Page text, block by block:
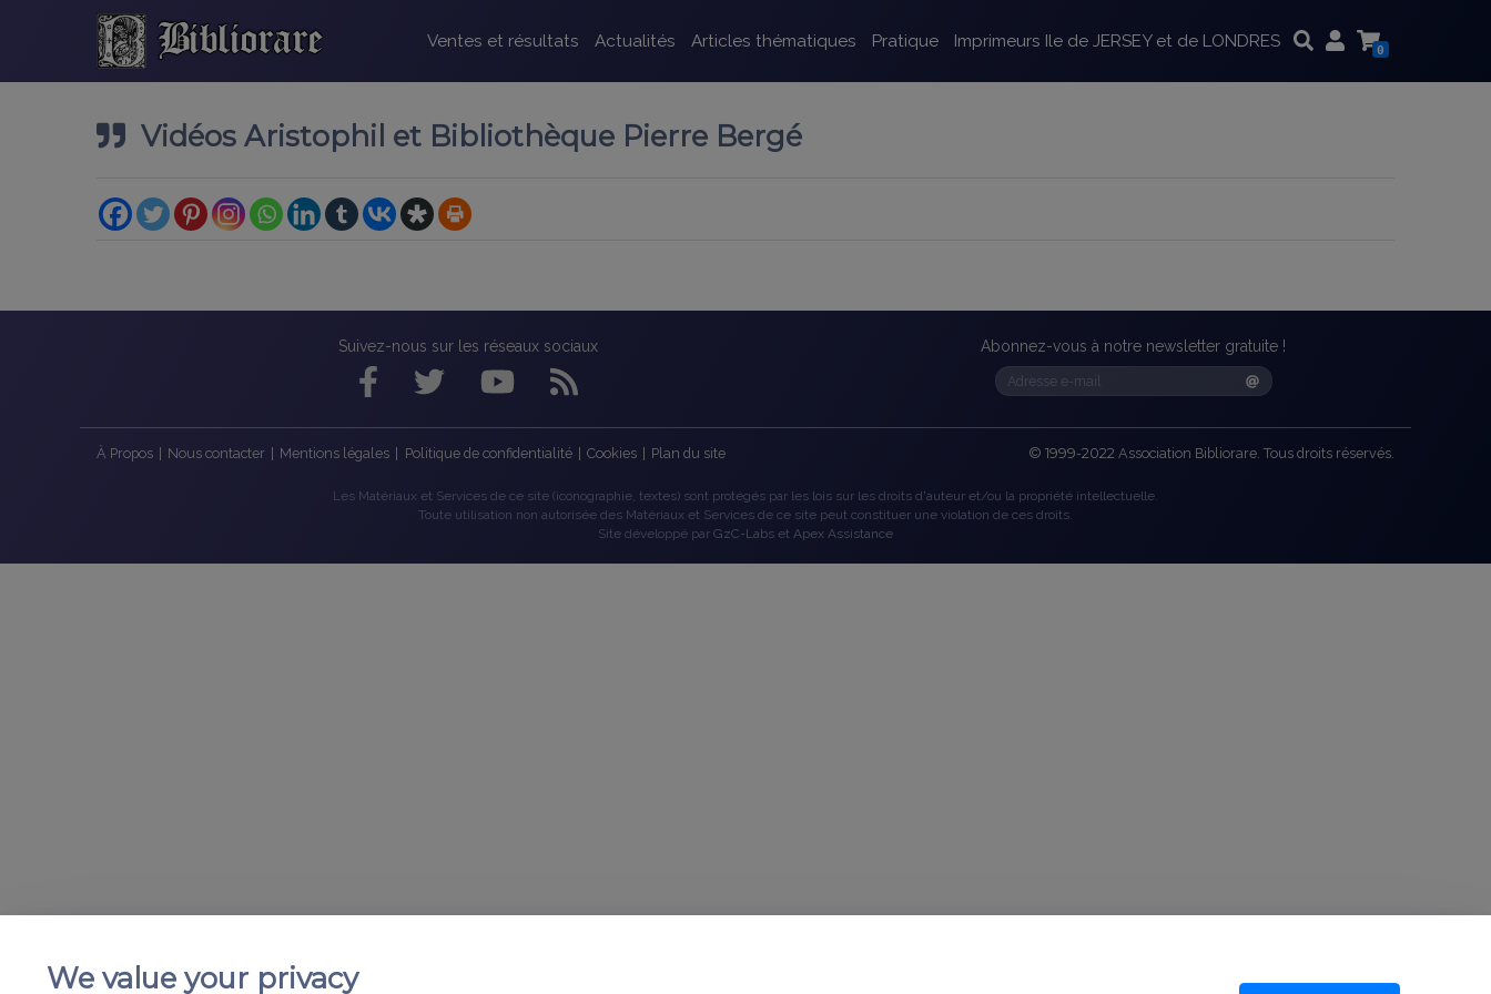
Ventes et résultats Actualités Articles thématiques Pratique Imprimeurs Ile de JERSEY et de LONDRES 0
Vidéos Aristophil et Bibliothèque Pierre Bergé
Suivez-nous sur les réseaux sociaux Abonnez-vous à notre newsletter gratuite !
À Propos Nous contacter Mentions légales Politique de confidentialité Cookies Plan du site © 1999-2022 Association Bibliorare. Tous droits réservés.
Les Matériaux et Services de ce site (iconographie, textes) sont protégés par les lois sur les droits d'auteur et/ou la propriété intellectuelle.
Toute utilisation non autorisée des Matériaux et Services de ce site peut constituer une violation de ces droits.
Site développé par GzC-Labs et Apex Assistance
We value your privacy